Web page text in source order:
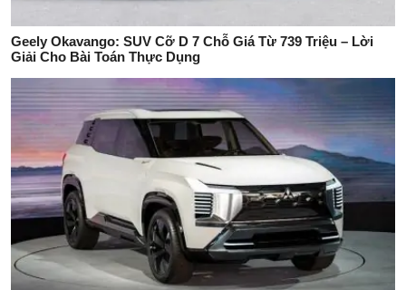
Geely Okavango: SUV Cỡ D 7 Chỗ Giá Từ 739 Triệu – Lời
Giải Cho Bài Toán Thực Dụng